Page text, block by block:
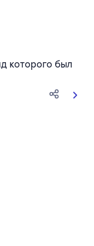
398 оценок
которого был